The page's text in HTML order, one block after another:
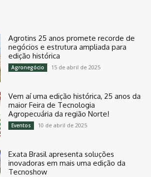
Agrotins 25 anos promete recorde de
negócios e estrutura ampliada para
edição histórica
Agronegócio 15 de abril de 2025
Vem aí uma edição histórica, 25 anos da
maior Feira de Tecnologia
Agropecuária da região Norte!
Eventos 10 de abril de 2025
Exata Brasil apresenta soluções
inovadoras em mais uma edição da
Tecnoshow